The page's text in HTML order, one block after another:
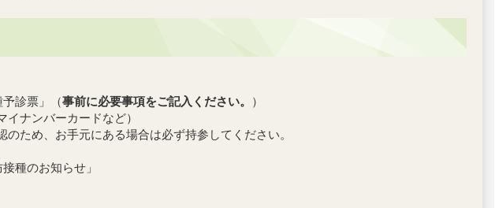
診票」（事前に必要事項をご記入ください。
）
ナンバーカードなど）
ため、お手元にある場合は必ず持参してください。
種のお知らせ」